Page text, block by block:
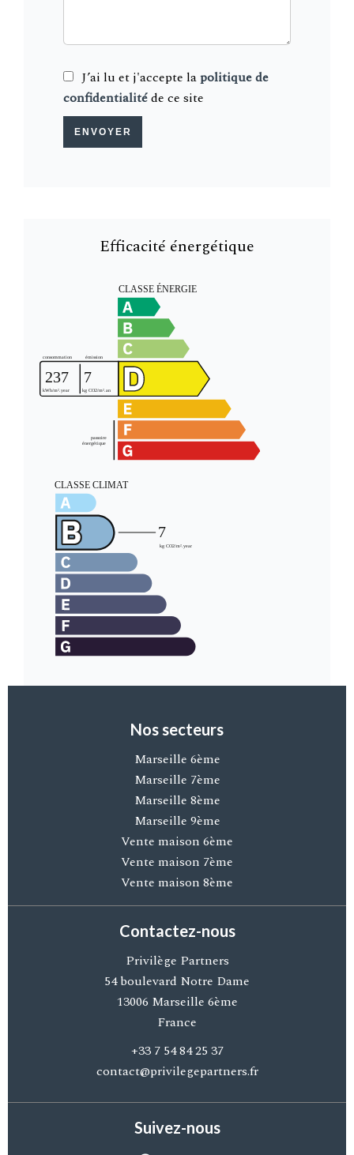
J’ai lu et j'accepte lapolitique de
confidentialitéde ce site
ENVOYER
Efficacité énergétique
Nos secteurs
Marseille 6ème
Marseille 7ème
Marseille 8ème
Marseille 9ème
Vente maison 6ème
Vente maison 7ème
Vente maison 8ème
Contactez-nous
Privilège Partners
54 boulevard Notre Dame
13006 Marseille 6ème
France
+33 7 54 84 25 37
contact@privilegepartners.fr
Suivez-nous